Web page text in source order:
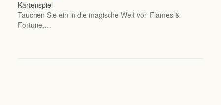
Kartenspiel
Tauchen Sie ein in die magische Welt von Flames &
Fortune,…